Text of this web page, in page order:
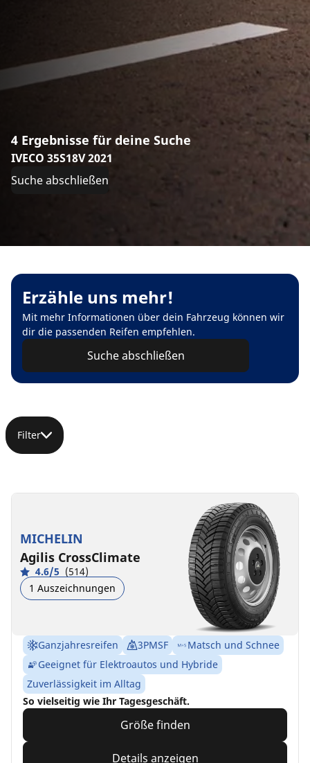
4 Ergebnisse für deine Suche
IVECO 35S18V 2021
Suche abschließen
Erzähle uns mehr!
Mit mehr Informationen über dein Fahrzeug können wir
dir die passenden Reifen empfehlen.
Suche abschließen
Filter
MICHELIN
Agilis CrossClimate
4.6/5 (514)
1 Auszeichnungen
Ganzjahresreifen 3PMSF
Matsch und Schnee
Geeignet für Elektroautos und Hybride
Zuverlässigkeit im Alltag
So vielseitig wie Ihr Tagesgeschäft.
Größe finden
Details anzeigen